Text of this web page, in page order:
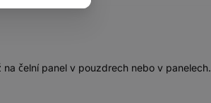
čelní panel v pouzdrech nebo v panelech.